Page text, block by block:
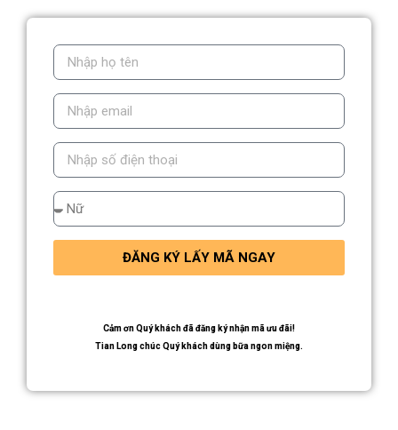
ĐĂNG KÝ LẤY MÃ NGAY
Cảm ơn Quý khách đã đăng ký nhận mã ưu đãi!
Tian Long chúc Quý khách dùng bữa ngon miệng.